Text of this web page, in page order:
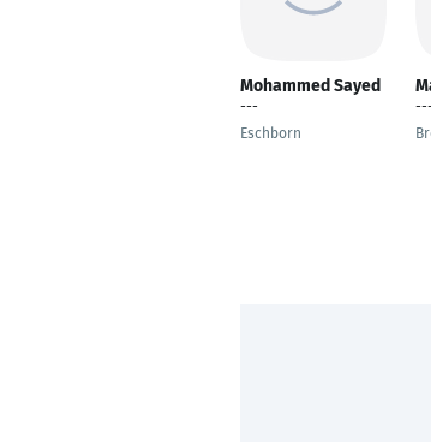
Mohammed Sayed
---
Eschborn
---